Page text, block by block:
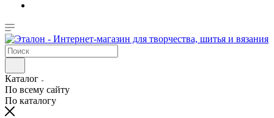
Каталог
По всему сайту
По каталогу